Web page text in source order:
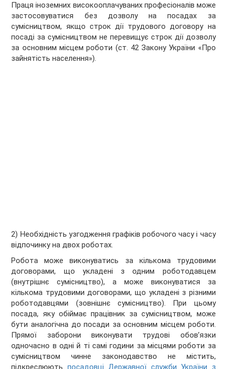
Праця іноземних високооплачуваних професіоналів може
застосовуватися без дозволу на посадах за
сумісництвом, якщо строк дії трудового договору на
посаді за сумісництвом не перевищує строк дії дозволу
за основним місцем роботи (ст. 42 Закону України «Про
зайнятість населення»).
2) Необхідність узгодження графіків робочого часу і часу
відпочинку на двох роботах.
Робота може виконуватись за кількома трудовими
договорами, що укладені з одним роботодавцем
(внутрішнє сумісництво), а може виконуватися за
кількома трудовими договорами, що укладені з різними
роботодавцями (зовнішнє сумісництво). При цьому
посада, яку обіймає працівник за сумісництвом, може
бути аналогічна до посади за основним місцем роботи.
Прямої заборони виконувати трудові обов’язки
одночасно в одні й ті самі години за місцями роботи за
сумісництвом чинне законодавство не містить,
підкреслюють посадовці Державної служби України з